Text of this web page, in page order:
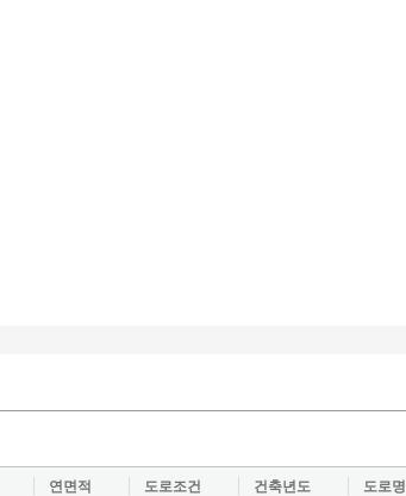
연면적 도로조건 건축년도 도로명